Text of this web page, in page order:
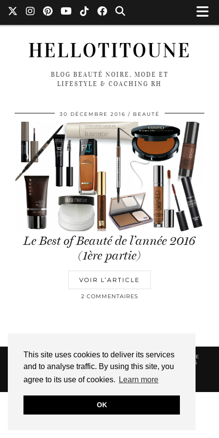
This site uses cookies to deliver its services
and to analyse traffic. By using this site, you
agree to its use of cookies.
Learn more
OK
HELLOTITOUNE
BLOG BEAUTÉ NOIRE, MODE ET
LIFESTYLE & COACHING RH
30 DÉCEMBRE 2016 BEAUTÉ
Le Best of Beauté de l’année 2016
(1ère partie)
VOIR L’ARTICLE
2 COMMENTAIRES
© 2026HELLOTITOUNE CONTACT
POLITIQUE DE
CONFIDENTIALITÉ
VUE DANS LA PRESSE
LIENS
AFFILIES
WEBSITE DESIGN BYpipdig